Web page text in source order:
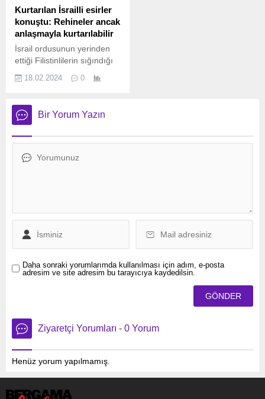
yayın yapan Kanal 12
televizyonu, Washington’la
yapılan anlaşmada yer alan
Savunma Bakanlığından
İsrailli yetkililerin şu sözlerini
aktardı:...
Kurtarılan İsrailli esirler
konuştu: Rehineler ancak
anlaşmayla kurtarılabilir
İsrail ordusunun yerinden
ettiği Filistinlilerin sığındığı
kurtardığını duyurduğu 2
saldırılarla değil, Hamas ile
esir takası anlaşmasıyla
alan habere göre, İsrail’in
açıklama yaptı. Louis Hurr
18.02.2024 0
Bir Yorum Yazın
Daha sonraki yorumlarımda kullanılması için adım, e-posta
adresim ve site adresim bu tarayıcıya kaydedilsin.
Ziyaretçi Yorumları - 0 Yorum
Henüz yorum yapılmamış.